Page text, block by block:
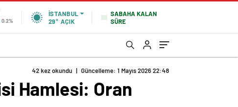
0.2%
İSTANBUL
29° AÇIK
SABAHA KALAN
SÜRE
42 kez okundu | Güncelleme: 1 Mayıs 2026 22:48
Hamlesi: Oran